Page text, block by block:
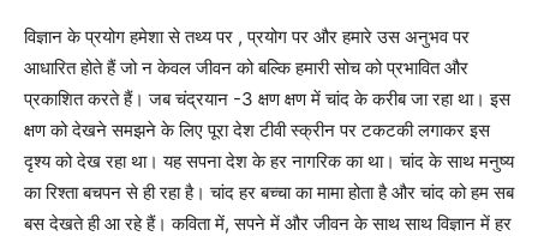
विज्ञान के प्रयोग हमेशा से तथ्य पर , प्रयोग पर और हमारे उस अनुभव पर
आधारित होते हैं जो न केवल जीवन को बल्कि हमारी सोच को प्रभावित और
प्रकाशित करते हैं। जब चंद्रयान -3 क्षण क्षण में चांद के करीब जा रहा था। इस
क्षण को देखने समझने के लिए पूरा देश टीवी स्क्रीन पर टकटकी लगाकर इस
दृश्य को देख रहा था। यह सपना देश के हर नागरिक का था। चांद के साथ मनुष्य
का रिश्ता बचपन से ही रहा है। चांद हर बच्चा का मामा होता है और चांद को हम सब
बस देखते ही आ रहे हैं। कविता में, सपने में और जीवन के साथ साथ विज्ञान में हर